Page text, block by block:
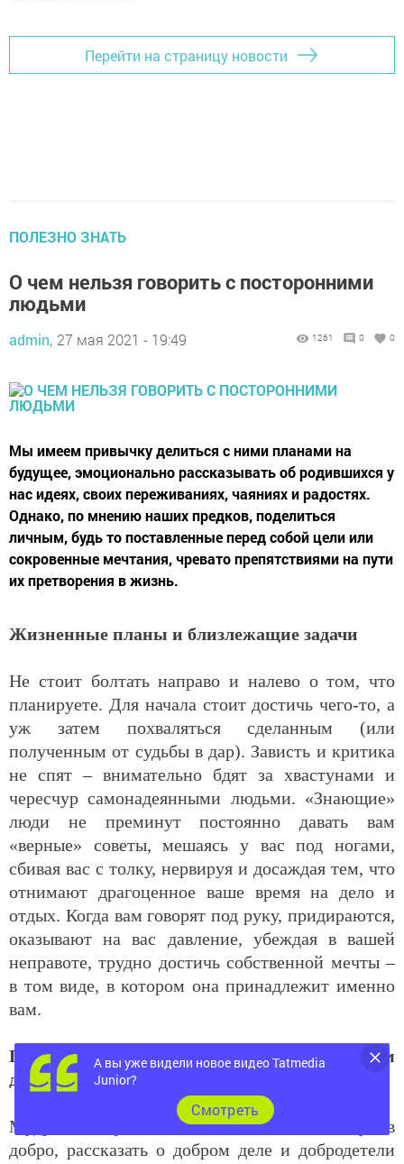
Перейти на страницу новости
ПОЛЕЗНО ЗНАТЬ
О чем нельзя говорить с посторонними
людьми
admin, 27 мая 2021 - 19:49 1261 0 0
Мы имеем привычку делиться с ними планами на
будущее, эмоционально рассказывать об родившихся у
нас идеях, своих переживаниях, чаяниях и радостях.
Однако, по мнению наших предков, поделиться
личным, будь то поставленные перед собой цели или
сокровенные мечтания, чревато препятствиями на пути
их претворения в жизнь.
Жизненные планы и близлежащие задачи
Не стоит болтать направо и налево о том, что
планируете. Для начала стоит достичь чего-то, а
уж затем похваляться сделанным (или
полученным от судьбы в дар). Зависть и критика
не спят – внимательно бдят за хвастунами и
чересчур самонадеянными людьми. «Знающие»
люди не преминут постоянно давать вам
«верные» советы, мешаясь у вас под ногами,
сбивая вас с толку, нервируя и досаждая тем, что
отнимают драгоценное ваше время на дело и
отдых. Когда вам говорят под руку, придираются,
оказывают на вас давление, убеждая в вашей
неправоте, трудно достичь собственной мечты –
в том виде, в котором она принадлежит именно
вам.
Поступки ради принесения окружающим
добра
Мудрость мира состоит в том, чтобы – получив
добро, рассказать о добром деле и добродетели
А вы уже видели новое видео Tatmedia
Junior?
Cмотреть